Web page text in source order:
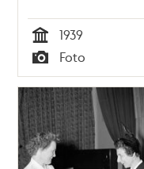
Tid
1939
Typ
Foto